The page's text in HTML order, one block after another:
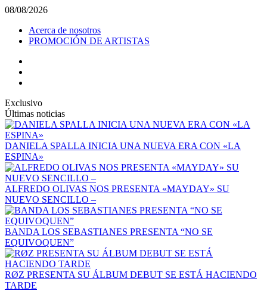
08/08/2026
Acerca de nosotros
PROMOCIÓN DE ARTISTAS
Exclusivo
Últimas noticias
DANIELA SPALLA INICIA UNA NUEVA ERA CON «LA
ESPINA»
ALFREDO OLIVAS NOS PRESENTA «MAYDAY» SU
NUEVO SENCILLO –
BANDA LOS SEBASTIANES PRESENTA “NO SE
EQUIVOQUEN”
RØZ PRESENTA SU ÁLBUM DEBUT SE ESTÁ HACIENDO
TARDE